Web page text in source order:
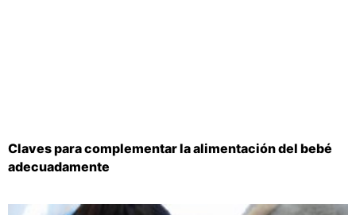
Claves para complementar la alimentación del bebé
adecuadamente